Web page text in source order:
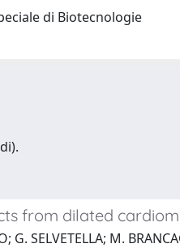
di Biotecnologie
from dilated
G. SELVETELLA; M.